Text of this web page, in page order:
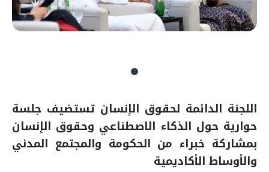
اللجنة الدائمة لحقوق الإنسان تستضيف جلسة
حوارية حول الذكاء الاصطناعي وحقوق الإنسان
بمشاركة خبراء من الحكومة والمجتمع المدني
والأوساط الأكاديمية